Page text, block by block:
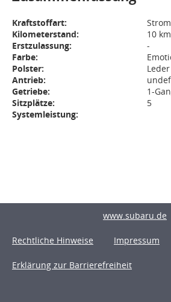
Kraftstoffart:
Strom
Kilometerstand:
10 km
Erstzulassung:
-
Farbe:
Polster:
Antrieb:
Getriebe:
1-
Sitzplätze:
5
Systemleistung:
www.subaru.de
Rechtliche Hinweise Impressum
Erklärung zur Barrierefreiheit